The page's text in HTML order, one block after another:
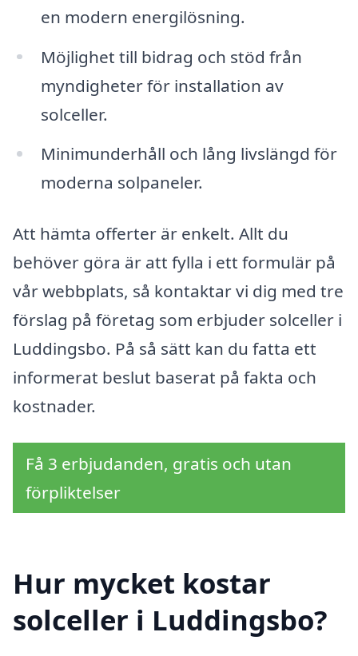
en modern energilösning.
Möjlighet till bidrag och stöd från
myndigheter för installation av
solceller.
Minimunderhåll och lång livslängd för
moderna solpaneler.
Att hämta offerter är enkelt. Allt du
behöver göra är att fylla i ett formulär på
vår webbplats, så kontaktar vi dig med tre
förslag på företag som erbjuder solceller i
Luddingsbo. På så sätt kan du fatta ett
informerat beslut baserat på fakta och
kostnader.
Få 3 erbjudanden, gratis och utan
förpliktelser
Hur mycket kostar
solceller i Luddingsbo?